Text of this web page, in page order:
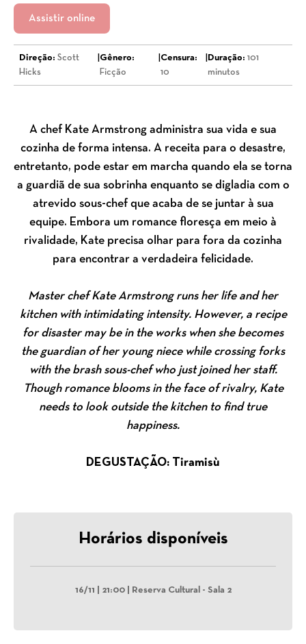
Assistir online
Direção: Scott
Hicks
Gênero:
Ficção
Censura:
10
Duração: 101
minutos
A chef Kate Armstrong administra sua vida e sua
cozinha de forma intensa. A receita para o desastre,
entretanto, pode estar em marcha quando ela se torna
a guardiã de sua sobrinha enquanto se digladia com o
atrevido sous-chef que acaba de se juntar à sua
equipe. Embora um romance floresça em meio à
rivalidade, Kate precisa olhar para fora da cozinha
para encontrar a verdadeira felicidade.
Master chef Kate Armstrong runs her life and her
kitchen with intimidating intensity. However, a recipe
for disaster may be in the works when she becomes
the guardian of her young niece while crossing forks
with the brash sous-chef who just joined her staff.
Though romance blooms in the face of rivalry, Kate
needs to look outside the kitchen to find true
happiness.
DEGUSTAÇÃO: Tiramisù
Horários disponíveis
16/11 | 21:00 | Reserva Cultural - Sala 2